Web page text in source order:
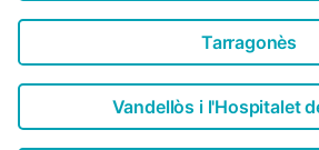
Tarragonès
Vandellòs i l'Hospitalet